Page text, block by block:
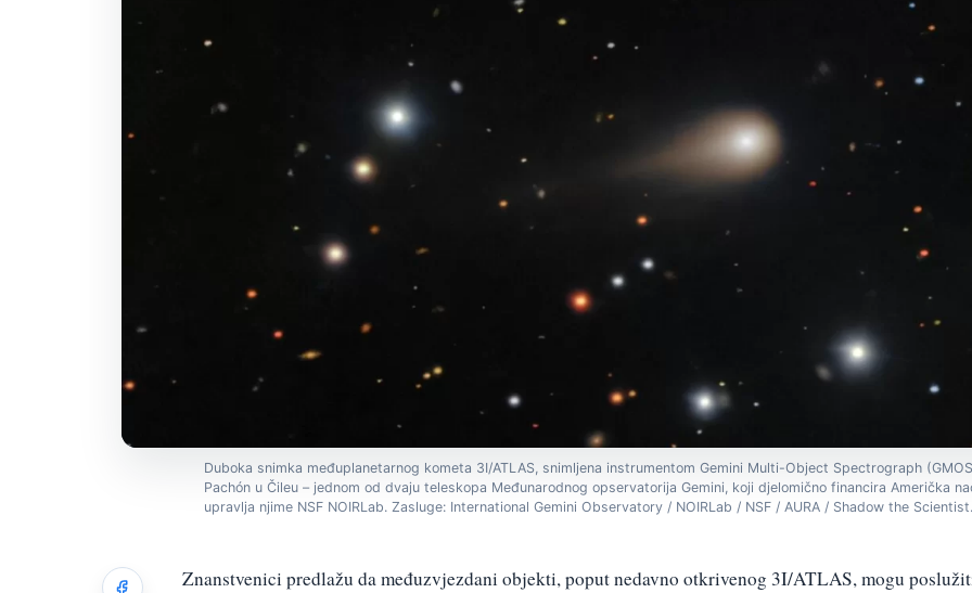
Duboka snimka međuplanetarnog kometa 3I/ATLAS, snimljena instrumentom Gemini Multi-Object Spectrograph
Pachón u Čileu – jednom od dvaju teleskopa Međunarodnog opservatorija Gemini, koji djelomično financira Američka
upravlja njime NSF NOIRLab. Zasluge: International Gemini Observatory / NOIRLab / NSF / AURA / Shadow the Scientist.
Znanstvenici predlažu da međuzvjezdani objekti, poput nedavno otkrivenog 3I/ATLAS, mogu